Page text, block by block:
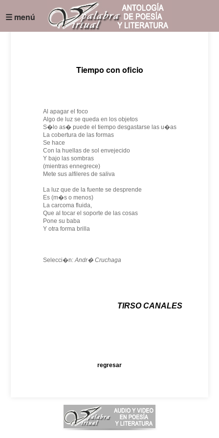
☰ menú
Tiempo con oficio
Al apagar el foco
Algo de luz se queda en los objetos
S�lo as� puede el tiempo desgastarse las u�as
La cobertura de las formas
Se hace
Con la huellas de sol envejecido
Y bajo las sombras
(mientras ennegrece)
Mete sus alfileres de saliva
La luz que de la fuente se desprende
Es (m�s o menos)
La carcoma fluida,
Que al tocar el soporte de las cosas
Pone su baba
Y otra forma brilla
Selecci�n:Andr� Cruchaga
TIRSO CANALES
regresar